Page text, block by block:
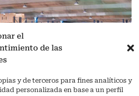
el
de las
y de terceros para fines analíticos y
personalizada en base a un perfil
de privacidad
A-318 por Moriles km 15,5 M.I. (Córdoba)
España